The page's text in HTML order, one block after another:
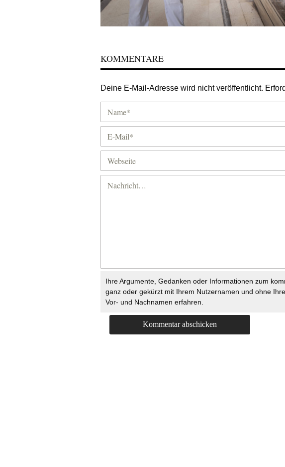
KOMMENTARE
Deine E-Mail-Adresse wird nicht veröffentlicht.
Ihre Argumente, Gedanken oder Informationen zum
ganz oder gekürzt mit Ihrem Nutzernamen und ohne
Vor- und Nachnamen erfahren.